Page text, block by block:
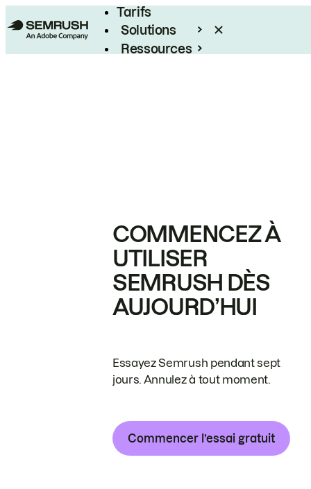
Tarifs
Solutions
Ressources
COMMENCEZ À
UTILISER
SEMRUSH DÈS
AUJOURD’HUI
Essayez Semrush pendant sept
jours. Annulez à tout moment.
Commencer l’essai gratuit